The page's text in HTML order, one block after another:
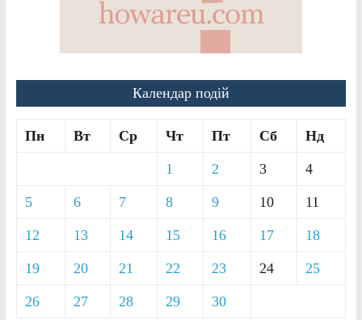
Календар подій
Пн Вт Ср Чт Пт Сб Нд
1 2 3 4
5 6 7 8 9 10 11
12 13 14 15 16 17 18
19 20 21 22 23 24 25
26 27 28 29 30